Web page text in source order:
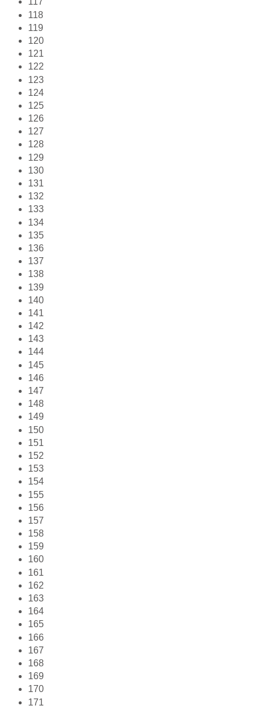
118
119
120
121
122
123
124
125
126
127
128
129
130
131
132
133
134
135
136
137
138
139
140
141
142
143
144
145
146
147
148
149
150
151
152
153
154
155
156
157
158
159
160
161
162
163
164
165
166
167
168
169
170
171